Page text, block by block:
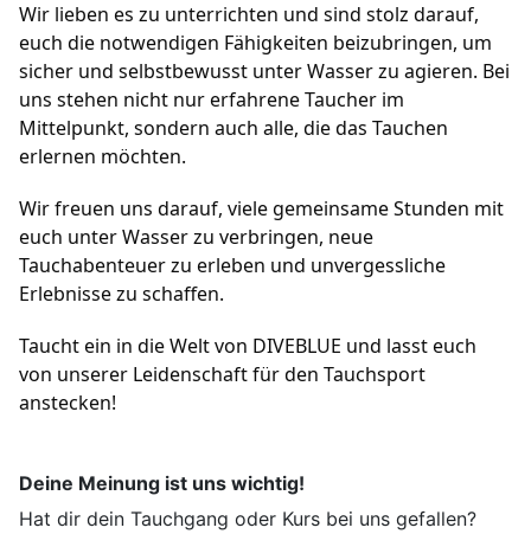
Wir lieben es zu unterrichten und sind stolz darauf,
euch die notwendigen Fähigkeiten beizubringen, um
sicher und selbstbewusst unter Wasser zu agieren. Bei
uns stehen nicht nur erfahrene Taucher im
Mittelpunkt, sondern auch alle, die das Tauchen
erlernen möchten.
Wir freuen uns darauf, viele gemeinsame Stunden mit
euch unter Wasser zu verbringen, neue
Tauchabenteuer zu erleben und unvergessliche
Erlebnisse zu schaffen.
Taucht ein in die Welt von DIVEBLUE und lasst euch
von unserer Leidenschaft für den Tauchsport
anstecken!
Deine Meinung ist uns wichtig!
Hat dir dein Tauchgang oder Kurs bei uns gefallen?